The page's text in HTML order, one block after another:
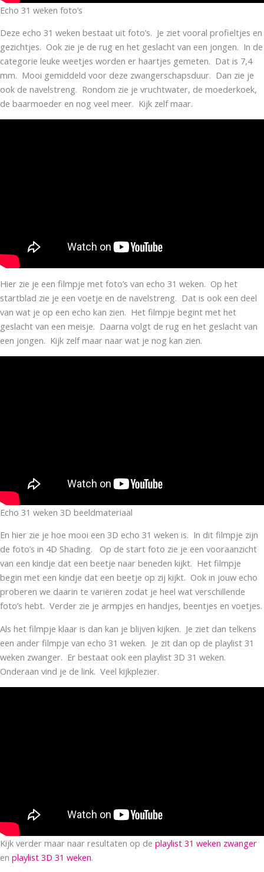
Echo 31 weken foto’s
Deze echo 31 weken bestaat uit foto’s. Je ziet vooral profieltjes en
gezichtjes. Ook zie je de rug en het geslacht van een jongen. In de
categorie leuke weetjes worden er haartjes gemeten. Dat is 7,4
mm. Mooi gemiddeld voor deze zwangerschapsduur. Dan zie je
ook de navelstreng. Rondom zie je vruchtwater, de moederkoek,
de baarmoeder en nog veel meer. Kijk zelf maar.
Hier zie je een filmpje met foto’s van echo 31 weken. Op het
startblad zie je een voetje en de navelstreng. Dat is ook een deel
van wat je op een echo kan zien. Het filmpje begint met het
geslacht van een meisje. Daarna volgt de rug en het geslacht van
een jongen. Kijk zelf maar naar wat je nog kan zien.
Echo 31 weken 3D beeldmateriaal
En hier zie je hoe mooi een 3D echo 31 weken is. In dit filmpje zijn
de foto’s in 4D Shading. Op de start foto zie je een vooraanzicht
van een kindje dat een beetje naar beneden kijkt. Het filmpje
begin met een kindje dat een beetje op zij kijkt. Ook in jouw echo
proberen we daarin te variëren zodat je heel wat verschillende
foto’s hebt. Verder zie je armpjes en handjes, beentjes en voetjes.
Als het filmpje klaar is dan kan je blijven kijken. Je ziet dan telkens
een ander filmpje van echo 31 weken. Je zit dan op de playlist 31
weken zwanger. Er bestaat ook een playlist 3D 31 weken.
Onderaan vind je de link. Veel kijkplezier.
Kijk verder maar naar resultaten op de playlist 31 weken zwanger
en playlist 3D 31 weken.